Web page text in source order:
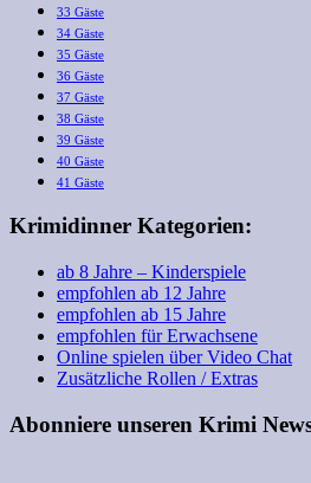
33 Gäste
34 Gäste
35 Gäste
36 Gäste
37 Gäste
38 Gäste
39 Gäste
40 Gäste
41 Gäste
Krimidinner Kategorien:
ab 8 Jahre – Kinderspiele
empfohlen ab 12 Jahre
empfohlen ab 15 Jahre
empfohlen für Erwachsene
Online spielen über Video Chat
Zusätzliche Rollen / Extras
Abonniere unseren Krimi